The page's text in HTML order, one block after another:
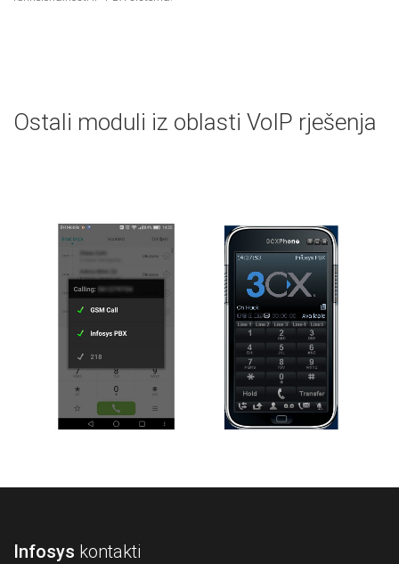
Ostali moduli iz oblasti VoIP rješenja
Infosys kontakti